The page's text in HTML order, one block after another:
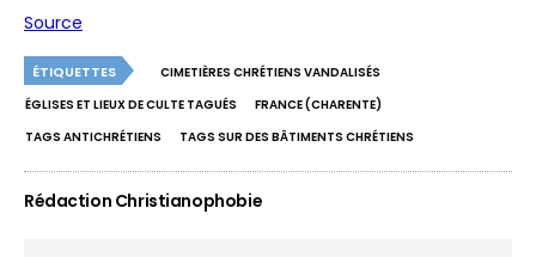
Source
ÉTIQUETTES
CIMETIÈRES CHRÉTIENS VANDALISÉS
ÉGLISES ET LIEUX DE CULTE TAGUÉS
FRANCE (CHARENTE)
TAGS ANTICHRÉTIENS
TAGS SUR DES BÂTIMENTS CHRÉTIENS
Rédaction Christianophobie